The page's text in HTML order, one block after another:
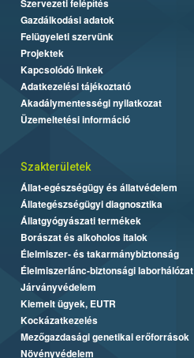
Szervezeti felépítés
Gazdálkodási adatok
Felügyeleti szervünk
Projektek
Kapcsolódó linkek
Adatkezelési tájékoztató
Akadálymentességi nyilatkozat
Üzemeltetési információ
Szakterületek
Állat-egészségügy és állatvédelem
Állategészségügyi diagnosztika
Állatgyógyászati termékek
Borászat és alkoholos italok
Élelmiszer- és takarmánybiztonság
Élelmiszerlánc-biztonsági laborhálózat
Járványvédelem
Kiemelt ügyek, EUTR
Kockázatkezelés
Mezőgazdasági genetikai erőforrások
Növényvédelem